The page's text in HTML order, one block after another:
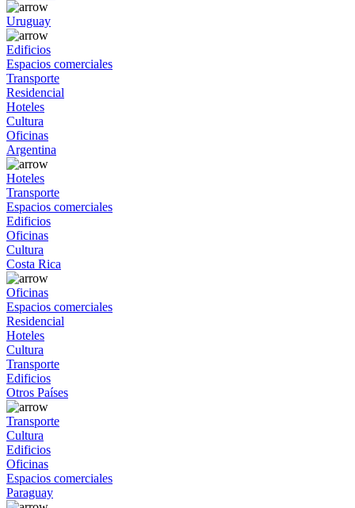
Uruguay
Edificios
Espacios comerciales
Transporte
Residencial
Hoteles
Cultura
Oficinas
Argentina
Hoteles
Transporte
Espacios comerciales
Edificios
Oficinas
Cultura
Costa Rica
Oficinas
Espacios comerciales
Residencial
Hoteles
Cultura
Transporte
Edificios
Otros Países
Transporte
Cultura
Edificios
Oficinas
Espacios comerciales
Paraguay